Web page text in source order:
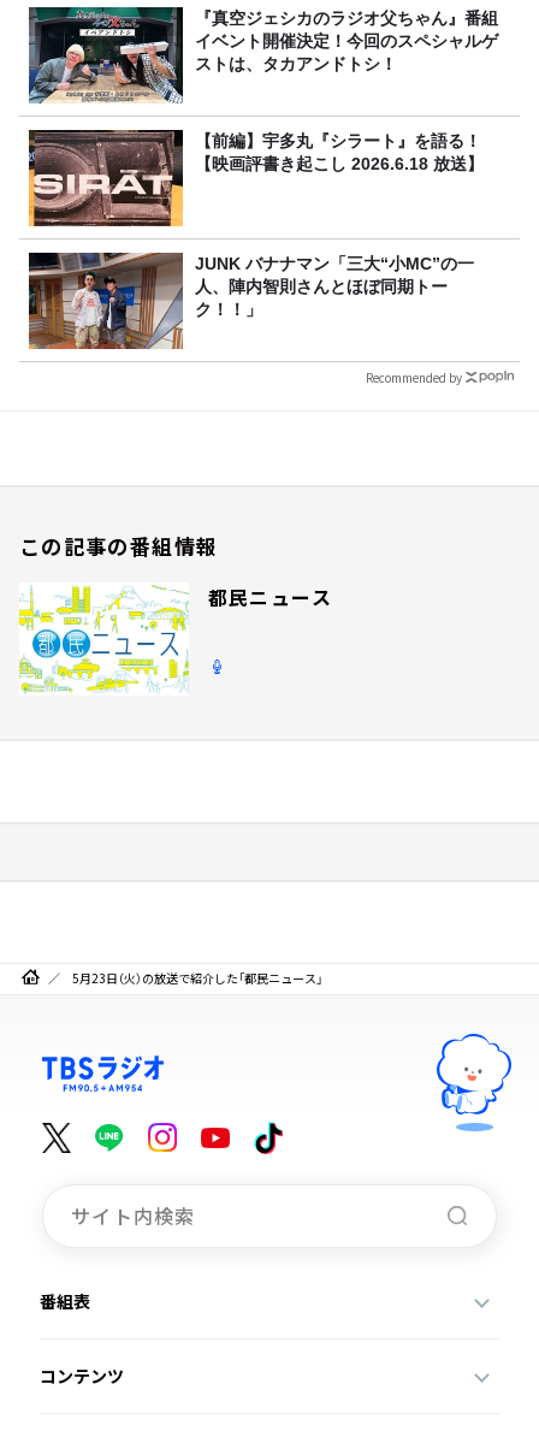
『真空ジェシカのラジオ父ちゃん』番組
イベント開催決定！今回のスペシャルゲ
ストは、タカアンドトシ！
【前編】宇多丸『シラート』を語る！
【映画評書き起こし 2026.6.18 放送】
JUNK バナナマン「三大“小MC”の一
人、陣内智則さんとほぼ同期トー
ク！！」
Recommended by
この記事の番組情報
都民ニュース
5月23日（火）の放送で紹介した「都民ニュース」
番組表
コンテンツ